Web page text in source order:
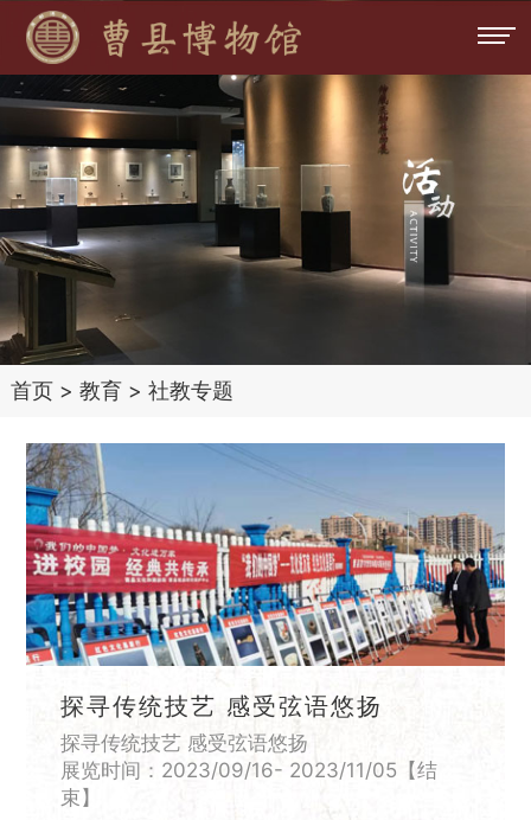
首页> 教育> 社教专题
探寻传统技艺 感受弦语悠扬
探寻传统技艺 感受弦语悠扬
展览时间：2023/09/16- 2023/11/05【结
束】